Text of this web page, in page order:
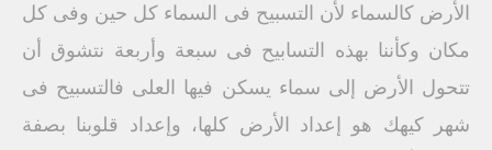
الأرض كالسماء لأن التسبيح فى السماء كل حين وفى كل
مكان وكأننا بهذه التسابيح فى سبعة وأربعة نتشوق أن
تتحول الأرض إلى سماء يسكن فيها العلى فالتسبيح فى
شهر كيهك هو إعداد الأرض كلها، وإعداد قلوبنا بصفة